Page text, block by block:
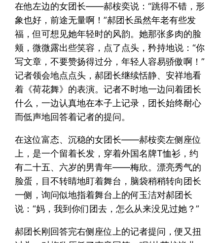
在他左边的女团长——郝桉奕说：“跳得不错，形
象也好，前途无量啊！”郝团长虽然年老有些发
福，但可想见她年轻时的风韵。她那张多肉的脸
颊，微微露出些笑容，点了点头，矜持地说：“你
写文章，不要赞扬得过分，年轻人容易骄傲啊！”
记者领会地点点头，郝团长继续恬静、安祥地看
着《荷花舞》的表演。记者不时地一边问着团长
什么，一边认真地在本子上记录，团长始终耐心
而低声地回答着记者的提问。
在这位富态、沉稳的女团长——郝桉奕左侧座位
上，是一个留着长发，穿着外国名牌T恤衫，约
有二十五、六岁的男青年——梅欣。漂亮秀气的
脸蛋，目不转睛地盯着舞台，脑袋稍稍转向团长
一侧，询问似地指着舞台上的何玉洁对郝团长
说：“妈，我到你们团去，怎么从来没见过她？”
郝团长刚回答完右侧座位上的记者提问，便又扭